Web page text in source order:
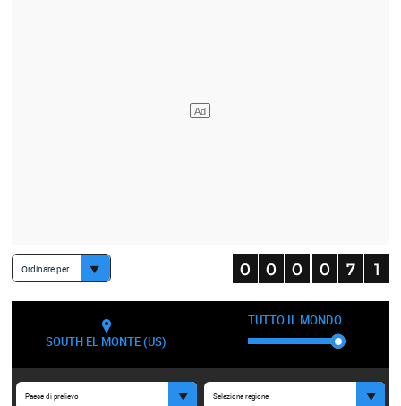
Ordinare per
SOUTH EL MONTE (US)
TUTTO IL MONDO
Paese di prelievo Seleziona regione